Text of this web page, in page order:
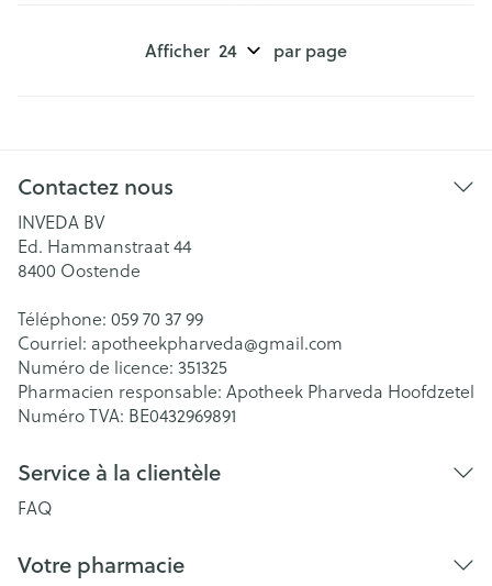
Afficher par page
Contactez nous
INVEDA BV
Ed. Hammanstraat 44
8400 Oostende
Téléphone: 059 70 37 99
Courriel: apotheekpharveda@gmail.com
Numéro de licence: 351325
Pharmacien responsable: Apotheek Pharveda Hoofdzetel
Numéro TVA: BE0432969891
Service à la clientèle
FAQ
Votre pharmacie